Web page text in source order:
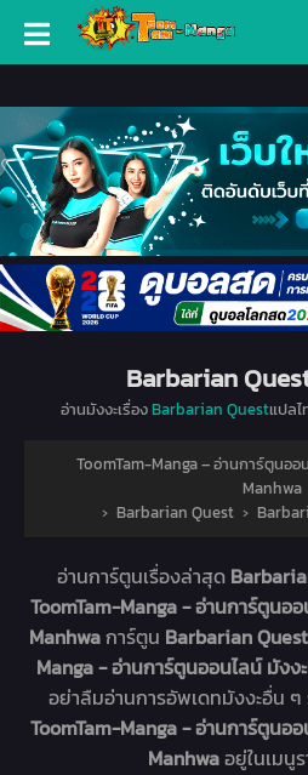
Barbarian
อ่านมังงะเรื่องBarbarian Questแปล
ToomTam-Manga – อ่านการ์ตูนออ
Manhwa
› Barbarian Quest ›
อ่านการ์ตูนเรื่องล่าสุด
ToomTam-Manga - อ่านการ์ตูนอ
Manhwaการ์ตูน Barbarian Quest
Manga - อ่านการ์ตูนออนไลน์ มังง
อย่าลืมอ่านการอัพเดทมังงะอื่น
ToomTam-Manga - อ่านการ์ตูนอ
Manhwaอยู่ในเมนู